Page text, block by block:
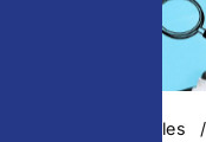
Actualités digitales